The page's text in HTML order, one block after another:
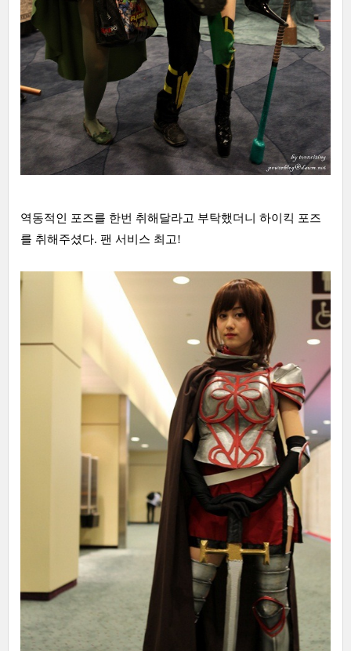
역동적인 포즈를 한번 취해달라고 부탁했더니 하이킥 포즈
를 취해주셨다. 팬 서비스 최고!